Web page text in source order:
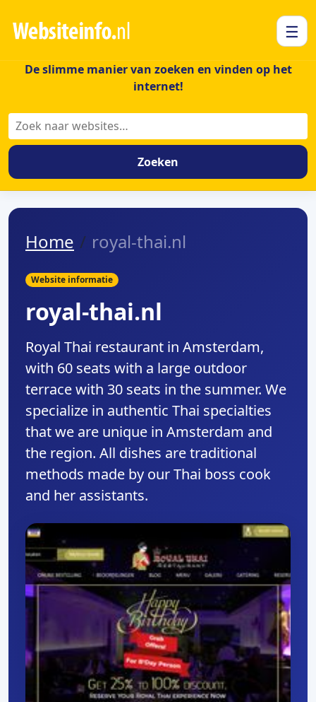
☰
De slimme manier van zoeken en vinden op het
internet!
Zoeken
Zoeken
Home royal-thai.nl
Website informatie
royal-thai.nl
Royal Thai restaurant in Amsterdam,
with 60 seats with a large outdoor
terrace with 30 seats in the summer. We
specialize in authentic Thai specialties
that we are unique in Amsterdam and
the region. All dishes are traditional
methods made by our Thai boss cook
and her assistants.